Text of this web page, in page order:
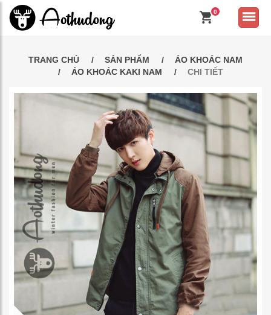
0
TRANG CHỦ SẢN PHẨM
ÁO KHOÁC NAM
ÁO KHOÁC KAKI NAM
CHI TIẾT